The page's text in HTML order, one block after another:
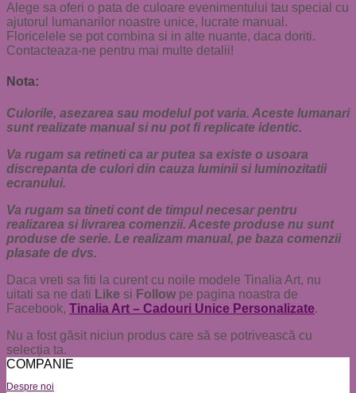
Alege sa oferi o pata de culoare evenimentului tau special cu
ajutorul lumanarilor noastre unice, lucrate manual.
Floricelele se pot combina si in alte nuante, daca doriti.
Contacteaza-ne pentru mai multe detalii!
Nota:
Culorile, asezarea sau modelul pot varia. Aceste lumanari
sunt realizate manual si nu pot fi replicate identic.
Va rugam sa retineti ca ar putea sa existe o usoara
discrepanta de culori din cauza luminii si luminozitatii
ecranului.
Va rugam sa tineti cont de timpul necesar pentru
realizarea si livrarea comenzii. Aceste produse nu sunt
produse de serie. Le realizam manual, pe baza comenzii
plasate de dvs.
Daca vreti sa fiti la curent cu noile modele Tinalia Art, nu
uitati sa ne dati Like si Followpe pagina noastra de
Facebook, Tinalia Art – Cadouri Unice Personalizate.
Nu a fost găsit niciun produs care să se potrivească cu
selecția ta.
COMPANIE
Despre noi